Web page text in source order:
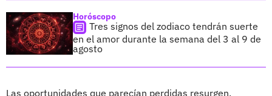
Horóscopo
Tres signos del zodiaco tendrán suerte
en el amor durante la semana del 3 al 9 de
agosto
Las oportunidades que parecían perdidas resurgen,